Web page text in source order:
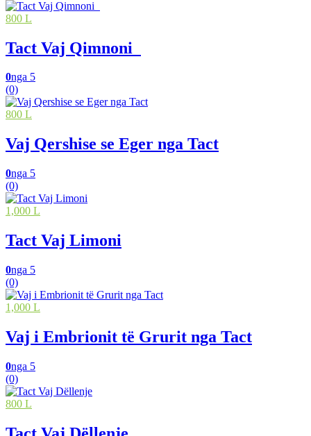
800 L
Tact Vaj Qimnoni
0nga 5
(0)
800 L
Vaj Qershise se Eger nga Tact
0nga 5
(0)
1,000 L
Tact Vaj Limoni
0nga 5
(0)
1,000 L
Vaj i Embrionit të Grurit nga Tact
0nga 5
(0)
800 L